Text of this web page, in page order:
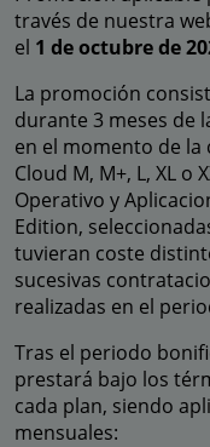
través de nuestra
el 1 de octubre de
La promoción
durante 3 meses de
en el momento de la
Cloud M, M+, L, XL o
Operativo y
Edition,
tuvieran coste
sucesivas
realizadas en el
Tras el periodo
prestará bajo los
cada plan, siendo
mensuales: